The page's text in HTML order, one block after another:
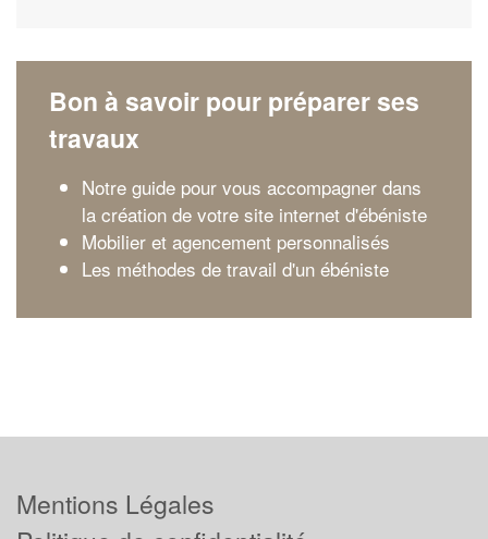
Bon à savoir pour préparer ses
travaux
Notre guide pour vous accompagner dans
la création de votre site internet d'ébéniste
Mobilier et agencement personnalisés
Les méthodes de travail d'un ébéniste
Mentions Légales